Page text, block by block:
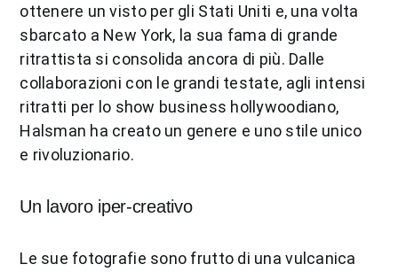
ottenere un visto per gli Stati Uniti e, una volta
sbarcato a New York, la sua fama di grande
ritrattista si consolida ancora di più. Dalle
collaborazioni con le grandi testate, agli intensi
ritratti per lo show business hollywoodiano,
Halsman ha creato un genere e uno stile unico
e rivoluzionario.
Un lavoro iper-creativo
Le sue fotografie sono frutto di una vulcanica